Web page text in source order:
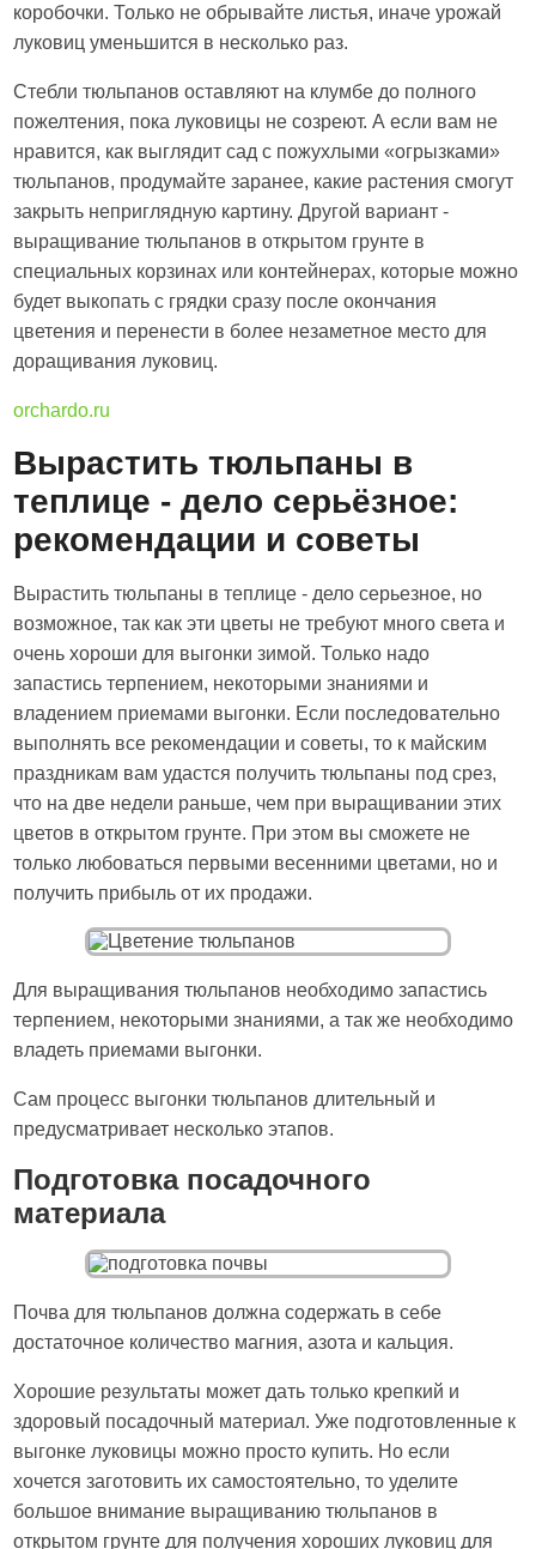
коробочки. Только не обрывайте листья, иначе урожай
луковиц уменьшится в несколько раз.
Стебли тюльпанов оставляют на клумбе до полного
пожелтения, пока луковицы не созреют. А если вам не
нравится, как выглядит сад с пожухлыми «огрызками»
тюльпанов, продумайте заранее, какие растения смогут
закрыть неприглядную картину. Другой вариант -
выращивание тюльпанов в открытом грунте в
специальных корзинах или контейнерах, которые можно
будет выкопать с грядки сразу после окончания
цветения и перенести в более незаметное место для
доращивания луковиц.
orchardo.ru
Вырастить тюльпаны в
теплице - дело серьёзное:
рекомендации и советы
Вырастить тюльпаны в теплице - дело серьезное, но
возможное, так как эти цветы не требуют много света и
очень хороши для выгонки зимой. Только надо
запастись терпением, некоторыми знаниями и
владением приемами выгонки. Если последовательно
выполнять все рекомендации и советы, то к майским
праздникам вам удастся получить тюльпаны под срез,
что на две недели раньше, чем при выращивании этих
цветов в открытом грунте. При этом вы сможете не
только любоваться первыми весенними цветами, но и
получить прибыль от их продажи.
Для выращивания тюльпанов необходимо запастись
терпением, некоторыми знаниями, а так же необходимо
владеть приемами выгонки.
Сам процесс выгонки тюльпанов длительный и
предусматривает несколько этапов.
Подготовка посадочного
материала
Почва для тюльпанов должна содержать в себе
достаточное количество магния, азота и кальция.
Хорошие результаты может дать только крепкий и
здоровый посадочный материал. Уже подготовленные к
выгонке луковицы можно просто купить. Но если
хочется заготовить их самостоятельно, то уделите
большое внимание выращиванию тюльпанов в
открытом грунте для получения хороших луковиц для